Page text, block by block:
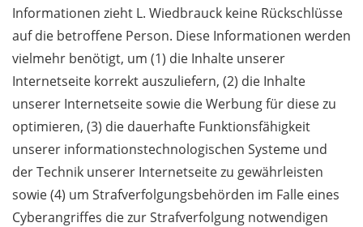
Informationen zieht L. Wiedbrauck keine Rückschlüsse
auf die betroffene Person. Diese Informationen werden
vielmehr benötigt, um (1) die Inhalte unserer
Internetseite korrekt auszuliefern, (2) die Inhalte
unserer Internetseite sowie die Werbung für diese zu
optimieren, (3) die dauerhafte Funktionsfähigkeit
unserer informationstechnologischen Systeme und
der Technik unserer Internetseite zu gewährleisten
sowie (4) um Strafverfolgungsbehörden im Falle eines
Cyberangriffes die zur Strafverfolgung notwendigen